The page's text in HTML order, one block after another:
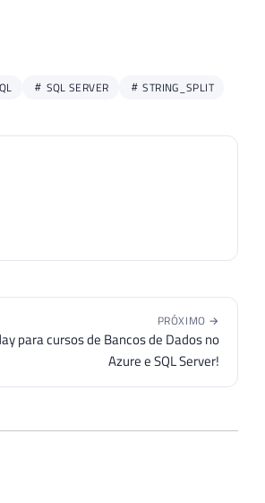
SQL SERVER STRING_SPLIT
PRÓXIMO →
para cursos de Bancos de Dados no
Azure e SQL Server!